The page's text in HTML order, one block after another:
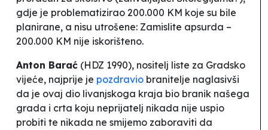
gdje je problematizirao 200.000 KM koje su bile
planirane, a nisu utrošene: Zamislite apsurda –
200.000 KM nije iskorišteno.
Anton Barać (HDZ 1990), nositelj liste za Gradsko
vijeće, najprije je pozdravio branitelje naglasivši
da je ovaj dio livanjskoga kraja bio branik našega
grada i crta koju neprijatelj nikada nije uspio
probiti te nikada ne smijemo zaboraviti da